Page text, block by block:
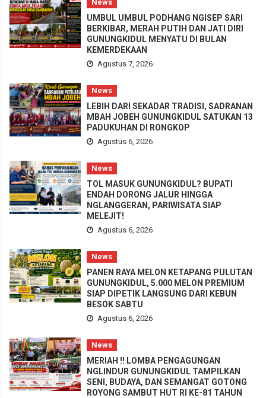
News
UMBUL UMBUL PODHANG NGISEP SARI
BERKIBAR, MERAH PUTIH DAN JATI DIRI
GUNUNGKIDUL MENYATU DI BULAN
KEMERDEKAAN
Agustus 7, 2026
News
LEBIH DARI SEKADAR TRADISI, SADRANAN
MBAH JOBEH GUNUNGKIDUL SATUKAN 13
PADUKUHAN DI RONGKOP
Agustus 6, 2026
News
TOL MASUK GUNUNGKIDUL? BUPATI
ENDAH DORONG JALUR HINGGA
NGLANGGERAN, PARIWISATA SIAP
MELEJIT!
Agustus 6, 2026
News
PANEN RAYA MELON KETAPANG PULUTAN
GUNUNGKIDUL, 5.000 MELON PREMIUM
SIAP DIPETIK LANGSUNG DARI KEBUN
BESOK SABTU
Agustus 6, 2026
News
MERIAH !! LOMBA PENGAGUNGAN
NGLINDUR GUNUNGKIDUL TAMPILKAN
SENI, BUDAYA, DAN SEMANGAT GOTONG
ROYONG SAMBUT HUT RI KE-81 TAHUN